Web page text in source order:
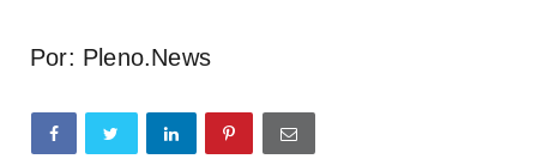
Por: Pleno.News